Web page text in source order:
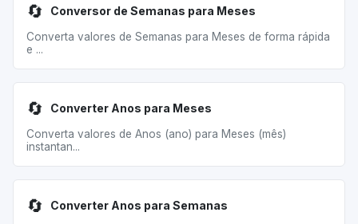
🔄 Conversor de Semanas para Meses
Converta valores de Semanas para Meses de forma rápida
e ...
🔄 Converter Anos para Meses
Converta valores de Anos (ano) para Meses (mês)
instantan...
🔄 Converter Anos para Semanas